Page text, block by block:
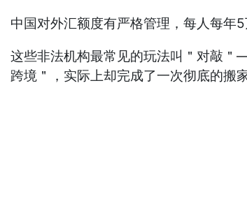
中国对外汇额度有严格管理，每人每年
这些非法机构最常见的玩法叫＂对敲＂
跨境＂，实际上却完成了一次彻底的搬